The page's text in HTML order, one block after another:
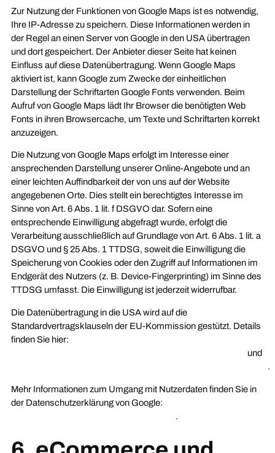
Zur Nutzung der Funktionen von Google Maps ist es notwendig,
Ihre IP-Adresse zu speichern. Diese Informationen werden in
der Regel an einen Server von Google in den USA übertragen
und dort gespeichert. Der Anbieter dieser Seite hat keinen
Einfluss auf diese Datenübertragung. Wenn Google Maps
aktiviert ist, kann Google zum Zwecke der einheitlichen
Darstellung der Schriftarten Google Fonts verwenden. Beim
Aufruf von Google Maps lädt Ihr Browser die benötigten Web
Fonts in ihren Browsercache, um Texte und Schriftarten korrekt
anzuzeigen.
Die Nutzung von Google Maps erfolgt im Interesse einer
ansprechenden Darstellung unserer Online-Angebote und an
einer leichten Auffindbarkeit der von uns auf der Website
angegebenen Orte. Dies stellt ein berechtigtes Interesse im
Sinne von Art. 6 Abs. 1 lit. f DSGVO dar. Sofern eine
entsprechende Einwilligung abgefragt wurde, erfolgt die
Verarbeitung ausschließlich auf Grundlage von Art. 6 Abs. 1 lit. a
DSGVO und § 25 Abs. 1 TTDSG, soweit die Einwilligung die
Speicherung von Cookies oder den Zugriff auf Informationen im
Endgerät des Nutzers (z. B. Device-Fingerprinting) im Sinne des
TTDSG umfasst. Die Einwilligung ist jederzeit widerrufbar.
Die Datenübertragung in die USA wird auf die
Standardvertragsklauseln der EU-Kommission gestützt. Details
finden Sie hier:
und
.
Mehr Informationen zum Umgang mit Nutzerdaten finden Sie in
der Datenschutzerklärung von Google:
.